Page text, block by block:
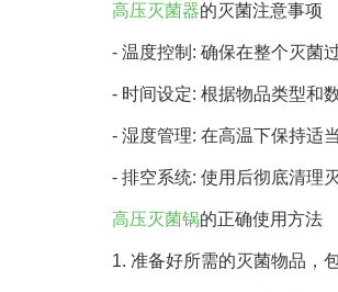
高压灭菌器的灭菌注意事项
- 温度控制: 确保在整个灭菌
- 时间设定: 根据物品类型和
- 湿度管理: 在高温下保持适
- 排空系统: 使用后彻底清理
高压灭菌锅的正确使用方法
1. 准备好所需的灭菌物品，